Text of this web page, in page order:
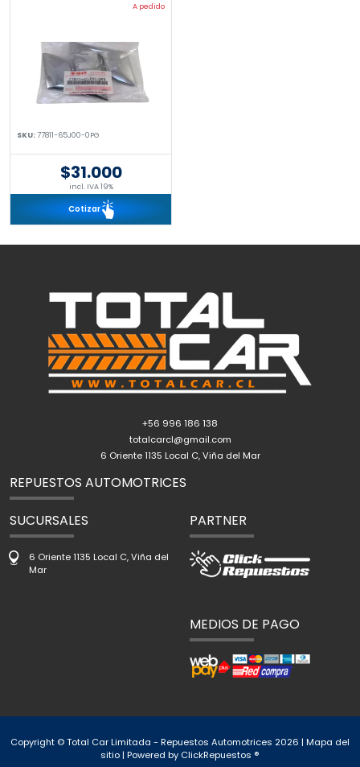
A pedido
SKU:77811-65J00-0PG
$31.000
incl. IVA 19%
Cotizar
+56 996 186 138
totalcarcl@gmail.com
6 Oriente 1135 Local C, Viña del Mar
REPUESTOS AUTOMOTRICES
SUCURSALES
6 Oriente 1135 Local C, Viña del
Mar
PARTNER
MEDIOS DE PAGO
Copyright © Total Car Limitada - Repuestos Automotrices 2026 | Mapa del
sitio| Powered by ClickRepuestos ®